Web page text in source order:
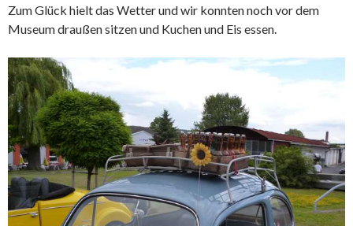
Zum Glück hielt das Wetter und wir konnten noch vor dem
Museum draußen sitzen und Kuchen und Eis essen.